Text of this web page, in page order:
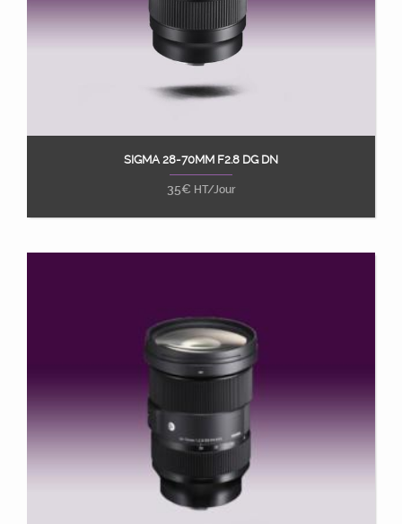
Ajouter au panier
SIGMA 28-70MM F2.8 DG DN
35€ HT/Jour